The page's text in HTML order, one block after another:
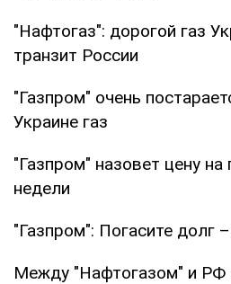
"Нафтогаз": дорогой газ
транзит России
"Газпром" очень
Украине газ
"Газпром" назовет цену на
недели
"Газпром": Погасите долг
Между "Нафтогазом" и РФ